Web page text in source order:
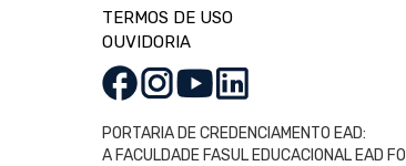
TERMOS DE USO
OUVIDORIA
PORTARIA DE CREDENCIAMENTO EAD:
A FACULDADE FASUL EDUCACIONAL EAD FOI